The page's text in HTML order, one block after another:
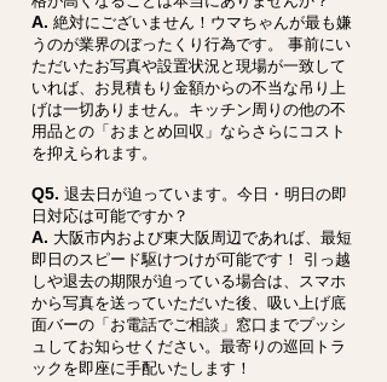
A. 絶対にございません！ウマちゃんが最も嫌
うのが業界のぼったくり行為です。 事前にい
ただいたお写真や設置状況と現場が一致して
いれば、お見積もり金額からの不当な吊り上
げは一切ありません。キッチン周りの他の不
用品との「おまとめ回収」ならさらにコスト
を抑えられます。
Q5. 退去日が迫っています。今日・明日の即
日対応は可能ですか？
A. 大阪市内および東大阪周辺であれば、最短
即日のスピード駆けつけが可能です！ 引っ越
しや退去の期限が迫っている場合は、スマホ
から写真を送っていただいた後、吸い上げ底
面バーの「お電話でご相談」窓口までプッシ
ュしてお知らせください。最寄りの巡回トラ
ックを即座に手配いたします！